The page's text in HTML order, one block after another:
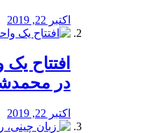
اکتبر 22, 2019
افتتاح
در
اکتبر 22, 2019